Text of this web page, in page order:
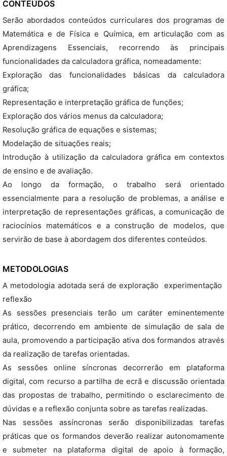
CONTEÚDOS
Serão abordados conteúdos curriculares dos programas de
Matemática e de Física e Química, em articulação com as
Aprendizagens Essenciais, recorrendo às principais
funcionalidades da calculadora gráfica, nomeadamente:
Exploração das funcionalidades básicas da calculadora
gráfica;
Representação e interpretação gráfica de funções;
Exploração dos vários menus da calculadora;
Resolução gráfica de equações e sistemas;
Modelação de situações reais;
Introdução à utilização da calculadora gráfica em contextos
de ensino e de avaliação.
Ao longo da formação, o trabalho será orientado
essencialmente para a resolução de problemas, a análise e
interpretação de representações gráficas, a comunicação de
raciocínios matemáticos e a construção de modelos, que
servirão de base à abordagem dos diferentes conteúdos.
METODOLOGIAS
A metodologia adotada será de exploração  experimentação 
reflexão
As sessões presenciais terão um caráter eminentemente
prático, decorrendo em ambiente de simulação de sala de
aula, promovendo a participação ativa dos formandos através
da realização de tarefas orientadas.
As sessões online síncronas decorrerão em plataforma
digital, com recurso a partilha de ecrã e discussão orientada
das propostas de trabalho, permitindo o esclarecimento de
dúvidas e a reflexão conjunta sobre as tarefas realizadas.
Nas sessões assíncronas serão disponibilizadas tarefas
práticas que os formandos deverão realizar autonomamente
e submeter na plataforma digital de apoio à formação,